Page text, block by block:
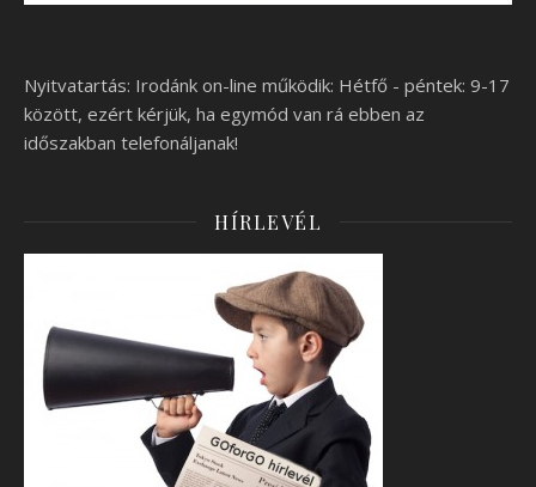
Nyitvatartás: Irodánk on-line működik: Hétfő - péntek: 9-17
között, ezért kérjük, ha egymód van rá ebben az
időszakban telefonáljanak!
HÍRLEVÉL